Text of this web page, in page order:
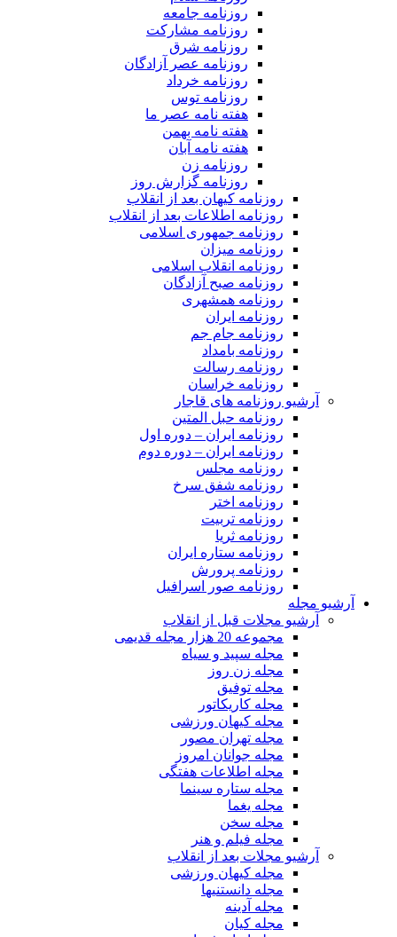
روزنامه جامعه
روزنامه مشارکت
روزنامه شرق
روزنامه عصر آزادگان
روزنامه خرداد
روزنامه توس
هفته نامه عصر ما
هفته نامه بهمن
هفته نامه آبان
روزنامه زن
روزنامه گزارش روز
روزنامه کیهان بعد از انقلاب
روزنامه اطلاعات بعد از انقلاب
روزنامه جمهوری اسلامی
روزنامه میزان
روزنامه انقلاب اسلامی
روزنامه صبح آزادگان
روزنامه همشهری
روزنامه ایران
روزنامه جام جم
روزنامه بامداد
روزنامه رسالت
روزنامه خراسان
آرشیو روزنامه های قاجار
روزنامه حبل المتین
روزنامه ایران – دوره اول
روزنامه ایران – دوره دوم
روزنامه مجلس
روزنامه شفق سرخ
روزنامه اختر
روزنامه تربیت
روزنامه ثریا
روزنامه ستاره ایران
روزنامه پرورش
روزنامه صور اسرافیل
آرشیو مجله
آرشیو مجلات قبل از انقلاب
مجموعه 20 هزار مجله قدیمی
مجله سپید و سیاه
مجله زن روز
مجله توفیق
مجله کاریکاتور
مجله کیهان ورزشی
مجله تهران مصور
مجله جوانان امروز
مجله اطلاعات هفتگی
مجله ستاره سینما
مجله یغما
مجله سخن
مجله فیلم و هنر
آرشیو مجلات بعد از انقلاب
مجله کیهان ورزشی
مجله دانستنیها
مجله آدینه
مجله کیان